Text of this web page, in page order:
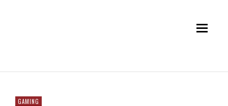
GAMING